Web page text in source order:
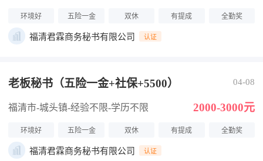
环境好 五险一金 双休 有提成 全勤奖
福清君霖商务秘书有限公司 认证
老板秘书（五险一金+社保+5500） 04-08
福清市-城头镇-经验不限-学历不限 2000-3000元
环境好 五险一金 双休 有提成 全勤奖
福清君霖商务秘书有限公司 认证